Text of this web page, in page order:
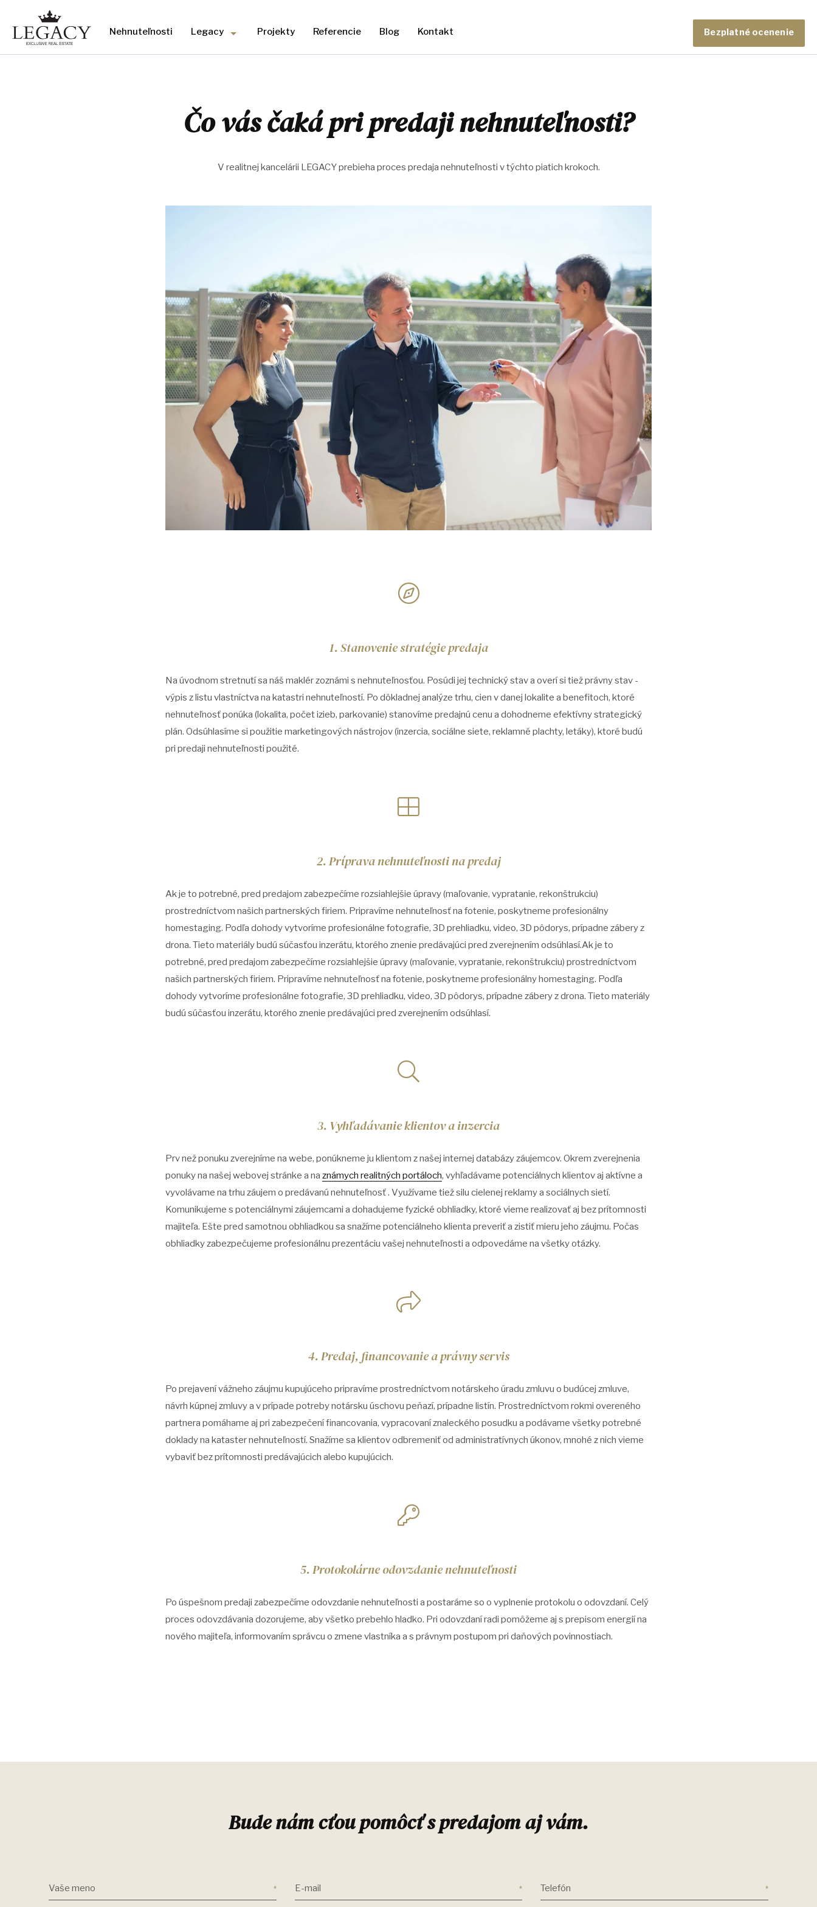
Nehnuteľnosti Legacy Projekty Referencie Blog Kontakt Bezplatné ocenenie
Čo vás čaká pri predaji nehnuteľnosti?
V realitnej kancelárii LEGACY prebieha proces predaja nehnuteľnosti v týchto piatich krokoch.
1. Stanovenie stratégie predaja
Na úvodnom stretnutí sa náš maklér zoznámi s nehnuteľnosťou. Posúdi jej technický stav a overí si tiež právny stav -
výpis z listu vlastníctva na katastri nehnuteľností. Po dôkladnej analýze trhu, cien v danej lokalite a benefitoch, ktoré
nehnuteľnosť ponúka (lokalita, počet izieb, parkovanie) stanovíme predajnú cenu a dohodneme efektívny strategický
plán. Odsúhlasíme si použitie marketingových nástrojov (inzercia, sociálne siete, reklamné plachty, letáky), ktoré budú
pri predaji nehnuteľnosti použité.
2. Príprava nehnuteľnosti na predaj
Ak je to potrebné, pred predajom zabezpečíme rozsiahlejšie úpravy (maľovanie, vypratanie, rekonštrukciu)
prostredníctvom našich partnerských firiem. Pripravíme nehnuteľnosť na fotenie, poskytneme profesionálny
homestaging. Podľa dohody vytvoríme profesionálne fotografie, 3D prehliadku, video, 3D pôdorys, prípadne zábery z
drona. Tieto materiály budú súčasťou inzerátu, ktorého znenie predávajúci pred zverejnením odsúhlasí.Ak je to
potrebné, pred predajom zabezpečíme rozsiahlejšie úpravy (maľovanie, vypratanie, rekonštrukciu) prostredníctvom
našich partnerských firiem. Pripravíme nehnuteľnosť na fotenie, poskytneme profesionálny homestaging. Podľa
dohody vytvoríme profesionálne fotografie, 3D prehliadku, video, 3D pôdorys, prípadne zábery z drona. Tieto materiály
budú súčasťou inzerátu, ktorého znenie predávajúci pred zverejnením odsúhlasí.
3. Vyhľadávanie klientov a inzercia
Prv než ponuku zverejníme na webe, ponúkneme ju klientom z našej internej databázy záujemcov. Okrem zverejnenia
ponuky na našej webovej stránke a na známych realitných portáloch, vyhľadávame potenciálnych klientov aj aktívne a
vyvolávame na trhu záujem o predávanú nehnuteľnosť . Využívame tiež silu cielenej reklamy a sociálnych sietí.
Komunikujeme s potenciálnymi záujemcami a dohadujeme fyzické obhliadky, ktoré vieme realizovať aj bez prítomnosti
majiteľa. Ešte pred samotnou obhliadkou sa snažíme potenciálneho klienta preveriť a zistiť mieru jeho záujmu. Počas
obhliadky zabezpečujeme profesionálnu prezentáciu vašej nehnuteľnosti a odpovedáme na všetky otázky.
4. Predaj, financovanie a právny servis
Po prejavení vážneho záujmu kupujúceho pripravíme prostredníctvom notárskeho úradu zmluvu o budúcej zmluve,
návrh kúpnej zmluvy a v prípade potreby notársku úschovu peňazí, prípadne listín. Prostredníctvom rokmi overeného
partnera pomáhame aj pri zabezpečení financovania, vypracovaní znaleckého posudku a podávame všetky potrebné
doklady na kataster nehnuteľností. Snažíme sa klientov odbremeniť od administratívnych úkonov, mnohé z nich vieme
vybaviť bez prítomnosti predávajúcich alebo kupujúcich.
5. Protokolárne odovzdanie nehnuteľnosti
Po úspešnom predaji zabezpečíme odovzdanie nehnuteľnosti a postaráme so o vyplnenie protokolu o odovzdaní. Celý
proces odovzdávania dozorujeme, aby všetko prebehlo hladko. Pri odovzdaní radi pomôžeme aj s prepisom energií na
nového majiteľa, informovaním správcu o zmene vlastníka a s právnym postupom pri daňových povinnostiach.
Bude nám cťou pomôcť s predajom aj vám.
Vaše meno E-mail Telefón